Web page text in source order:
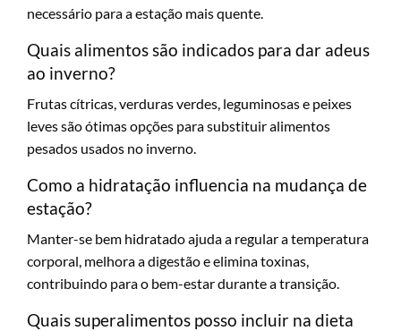
necessário para a estação mais quente.
Quais alimentos são indicados para dar adeus
ao inverno?
Frutas cítricas, verduras verdes, leguminosas e peixes
leves são ótimas opções para substituir alimentos
pesados usados no inverno.
Como a hidratação influencia na mudança de
estação?
Manter-se bem hidratado ajuda a regular a temperatura
corporal, melhora a digestão e elimina toxinas,
contribuindo para o bem-estar durante a transição.
Quais superalimentos posso incluir na dieta